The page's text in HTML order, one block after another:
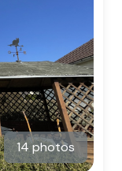
14 photos